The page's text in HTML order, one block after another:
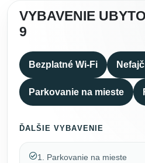
VYBAVENIE
9
Bezplatné Wi-Fi
Parkovanie na mieste
ĎALŠIE VYBAVENIE
1. Parkovanie na mieste